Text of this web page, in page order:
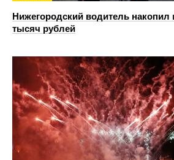
Нижегородский водитель накопил
тысяч рублей